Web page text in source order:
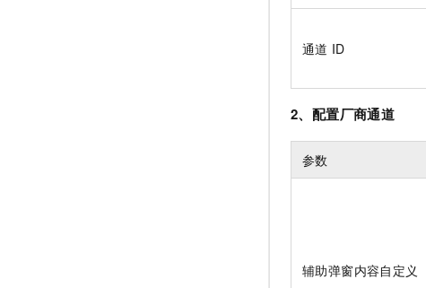
通道 ID
2、配置厂商通道
参数
辅助弹窗内容自定义